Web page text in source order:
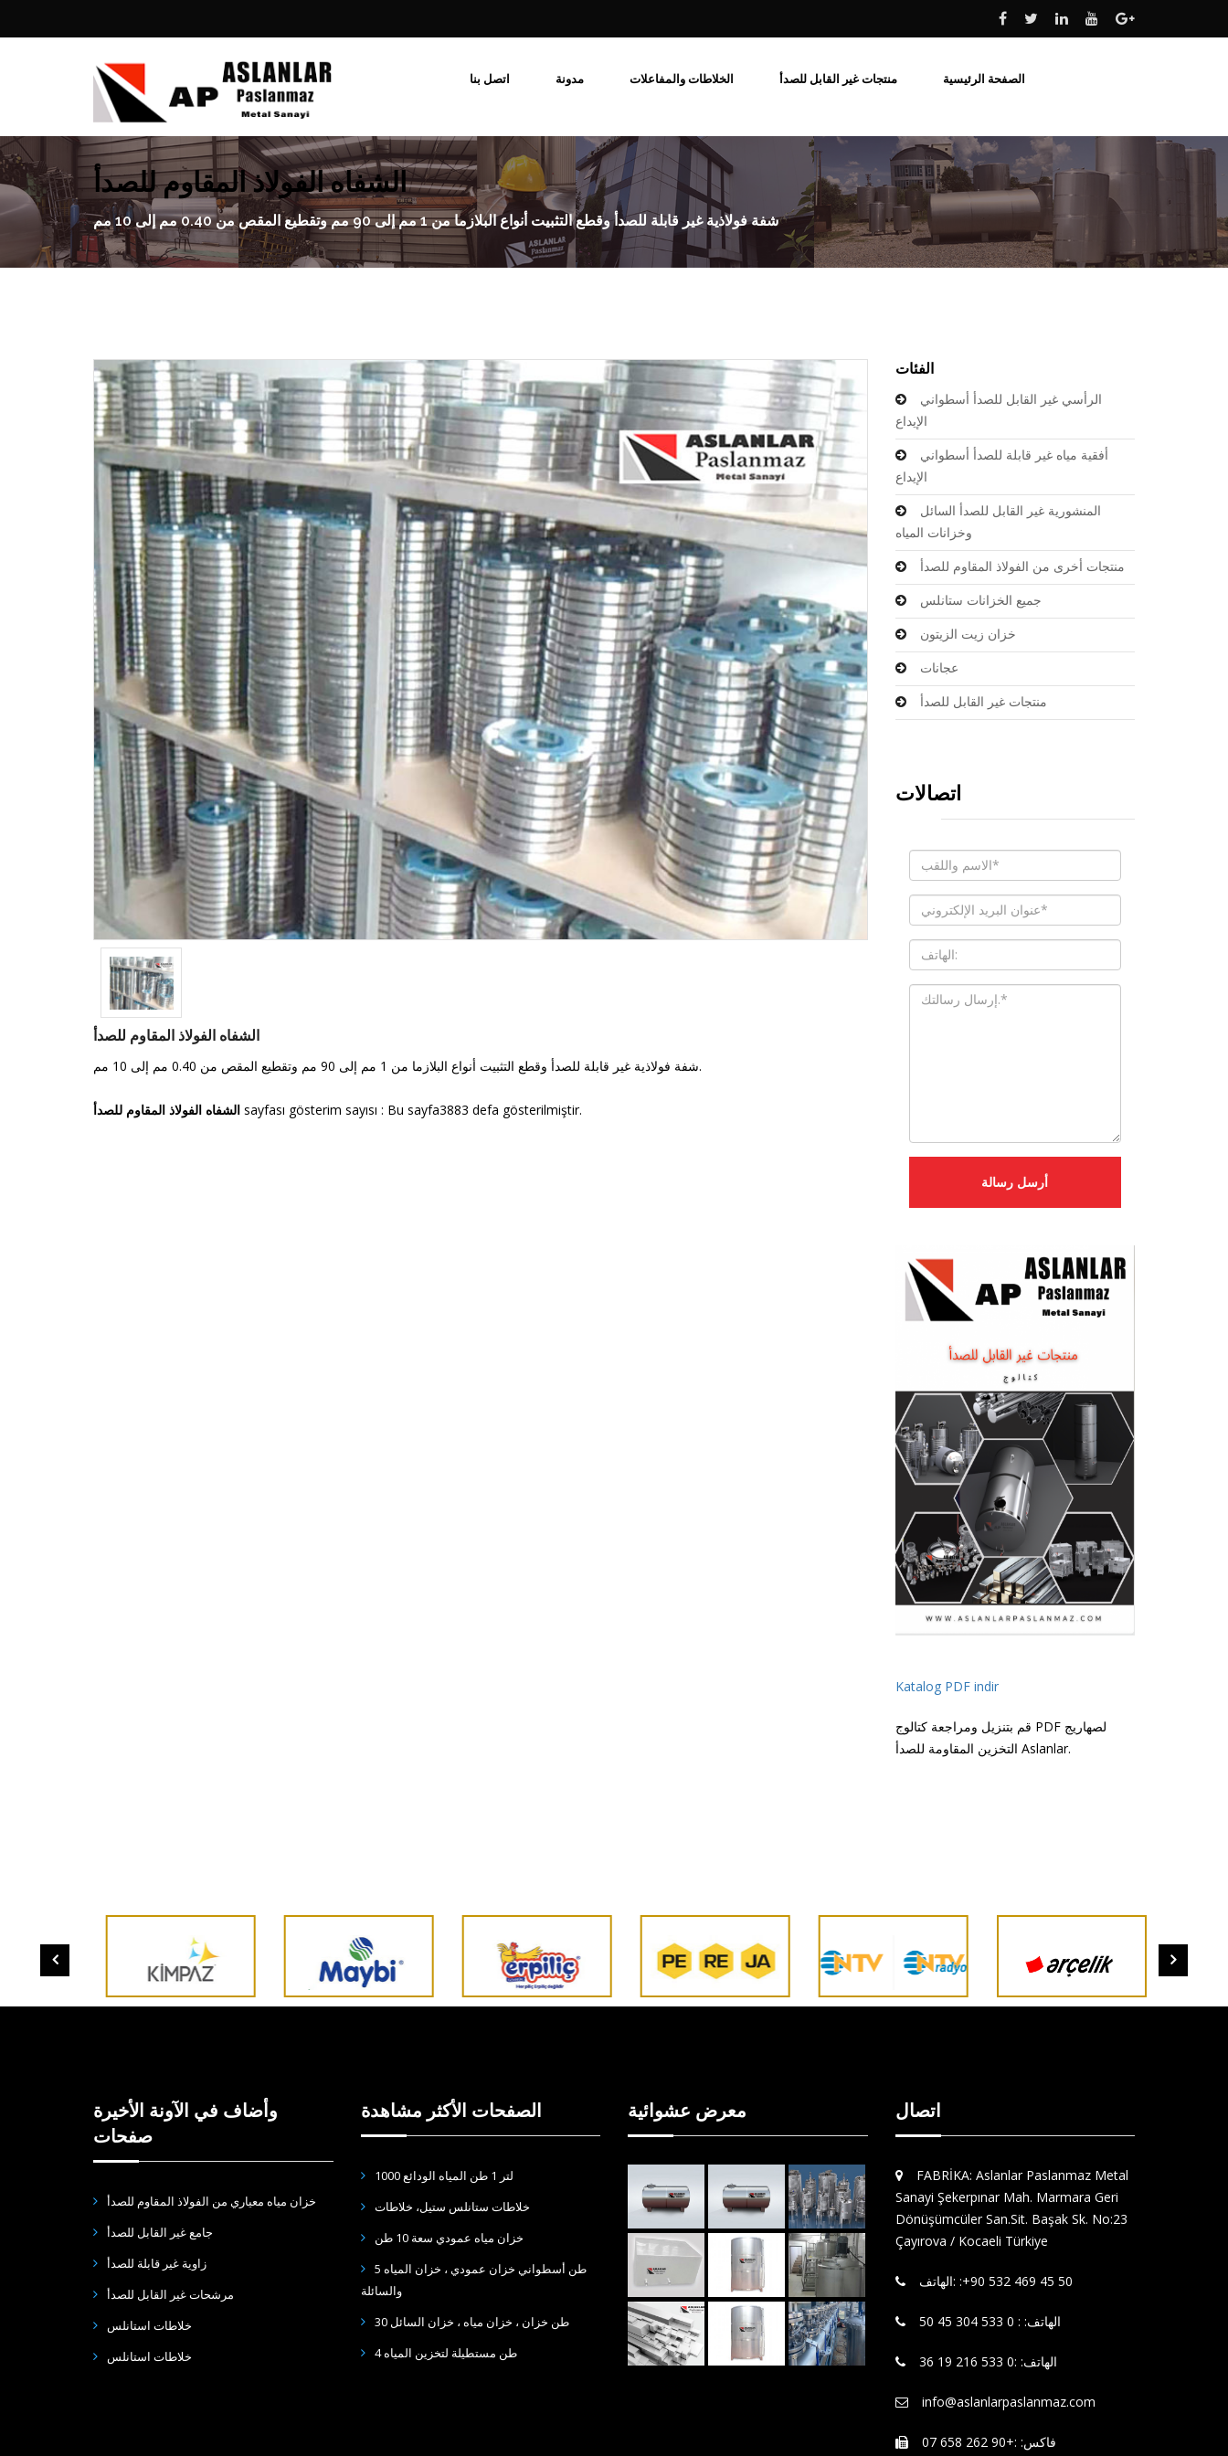
اتصل بنا مدونة الخلاطات والمفاعلات منتجات غير القابل للصدأ الصفحة الرئيسية
الشفاه الفولاذ المقاوم للصدأ
شفة فولاذية غير قابلة للصدأ وقطع التثبيت أنواع البلازما من 1 مم إلى 90 مم وتقطيع المقص من 0.40 مم إلى 10 مم
الشفاه الفولاذ المقاوم للصدأ
شفة فولاذية غير قابلة للصدأ وقطع التثبيت أنواع البلازما من 1 مم إلى 90 مم وتقطيع المقص من 0.40 مم إلى 10 مم.
الشفاه الفولاذ المقاوم للصدأ sayfası gösterim sayısı : Bu sayfa3883 defa gösterilmiştir.
الفئات
الرأسي غير القابل للصدأ أسطواني
الإيداع
أفقية مياه غير قابلة للصدأ أسطواني
الإيداع
المنشورية غير القابل للصدأ السائل
وخزانات المياه
منتجات أخرى من الفولاذ المقاوم للصدأ
جميع الخزانات ستانلس
خزان زيت الزيتون
عجانات
منتجات غير القابل للصدأ
اتصالات
أرسل رسالة
Katalog PDF indir
قم بتنزيل ومراجعة كتالوج PDF لصهاريج
التخزين المقاومة للصدأ Aslanlar.
وأضاف في الآونة الأخيرة
صفحات
خزان مياه معياري من الفولاذ المقاوم للصدأ
جامع غير القابل للصدأ
زاوية غير قابلة للصدأ
مرشحات غير القابل للصدأ
خلاطات استانلس
خلاطات استانلس
الصفحات الأكثر مشاهدة
1000 لتر 1 طن المياه الودائع
خلاطات ستانلس ستيل، خلاطات
خزان مياه عمودي سعة 10 طن
5 طن أسطواني خزان عمودي ، خزان المياه
والسائلة
30 طن خزان ، خزان مياه ، خزان السائل
4 طن مستطيلة لتخزين المياه
معرض عشوائية اتصال
FABRİKA: Aslanlar Paslanmaz Metal
Sanayi Şekerpınar Mah. Marmara Geri
Dönüşümcüler San.Sit. Başak Sk. No:23
Çayırova / Kocaeli Türkiye
الهاتف: : 0 533 304 45 50
الهاتف: :0 533 216 19 36
info@aslanlarpaslanmaz.com
فاكس: :+90 262 658 07